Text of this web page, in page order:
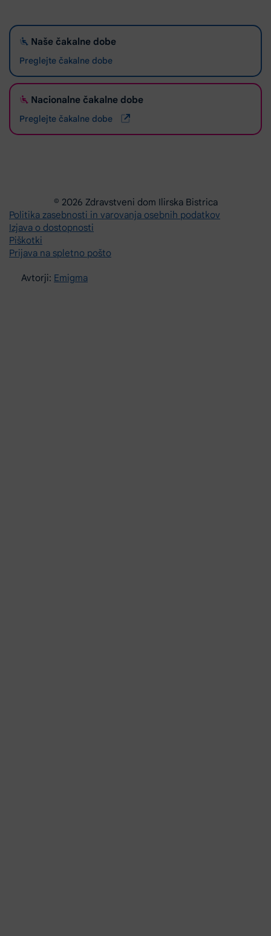
Naše čakalne dobe
Preglejte čakalne dobe
Nacionalne čakalne dobe
Preglejte čakalne dobe
© 2026 Zdravstveni dom Ilirska Bistrica
Politika zasebnosti in varovanja osebnih podatkov
Izjava o dostopnosti
Piškotki
Prijava na spletno pošto
Avtorji: Emigma